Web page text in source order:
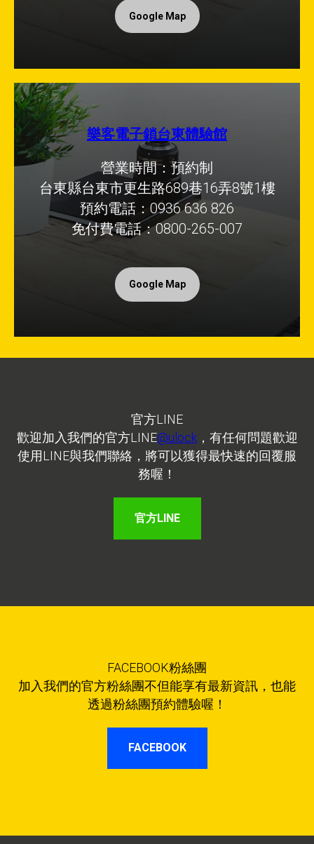
Google Map
樂客電子鎖台東體驗館
營業時間：預約制
台東縣台東市更生路689巷16弄8號1樓
預約電話：0936 636 826
免付費電話：0800-265-007
Google Map
官方LINE
歡迎加入我們的官方LINE@ulock，有任何問題歡迎
使用LINE與我們聯絡，將可以獲得最快速的回覆服
務喔！
官方LINE
FACEBOOK粉絲團
加入我們的官方粉絲團不但能享有最新資訊，也能
透過粉絲團預約體驗喔！
FACEBOOK